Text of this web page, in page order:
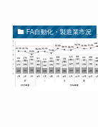
FA自動化・製造業市況